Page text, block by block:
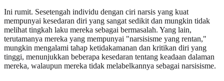
Ini rumit. Sesetengah individu dengan ciri narsis yang kuat
mempunyai kesedaran diri yang sangat sedikit dan mungkin tidak
melihat tingkah laku mereka sebagai bermasalah. Yang lain,
terutamanya mereka yang mempunyai "narsisisme yang rentan,"
mungkin mengalami tahap ketidakamanan dan kritikan diri yang
tinggi, menunjukkan beberapa kesedaran tentang keadaan dalaman
mereka, walaupun mereka tidak melabelkannya sebagai narsisisme.